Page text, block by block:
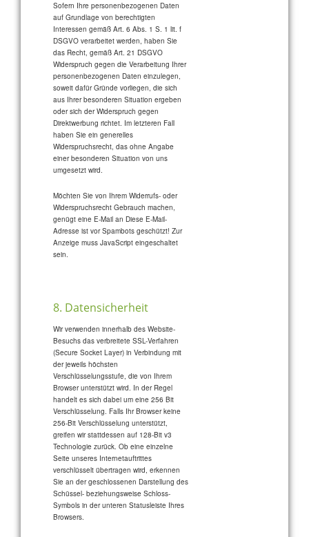
Sofern Ihre personenbezogenen Daten
auf Grundlage von berechtigten
Interessen gemäß Art. 6 Abs. 1 S. 1 lit. f
DSGVO verarbeitet werden, haben Sie
das Recht, gemäß Art. 21 DSGVO
Widerspruch gegen die Verarbeitung Ihrer
personenbezogenen Daten einzulegen,
soweit dafür Gründe vorliegen, die sich
aus Ihrer besonderen Situation ergeben
oder sich der Widerspruch gegen
Direktwerbung richtet. Im letzteren Fall
haben Sie ein generelles
Widerspruchsrecht, das ohne Angabe
einer besonderen Situation von uns
umgesetzt wird.
Möchten Sie von Ihrem Widerrufs- oder
Widerspruchsrecht Gebrauch machen,
genügt eine E-Mail anDiese E-Mail-
Adresse ist vor Spambots geschützt! Zur
Anzeige muss JavaScript eingeschaltet
sein.
8. Datensicherheit
Wir verwenden innerhalb des Website-
Besuchs das verbreitete SSL-Verfahren
(Secure Socket Layer) in Verbindung mit
der jeweils höchsten
Verschlüsselungsstufe, die von Ihrem
Browser unterstützt wird. In der Regel
handelt es sich dabei um eine 256 Bit
Verschlüsselung. Falls Ihr Browser keine
256-Bit Verschlüsselung unterstützt,
greifen wir stattdessen auf 128-Bit v3
Technologie zurück. Ob eine einzelne
Seite unseres Internetauftrittes
verschlüsselt übertragen wird, erkennen
Sie an der geschlossenen Darstellung des
Schüssel- beziehungsweise Schloss-
Symbols in der unteren Statusleiste Ihres
Browsers.